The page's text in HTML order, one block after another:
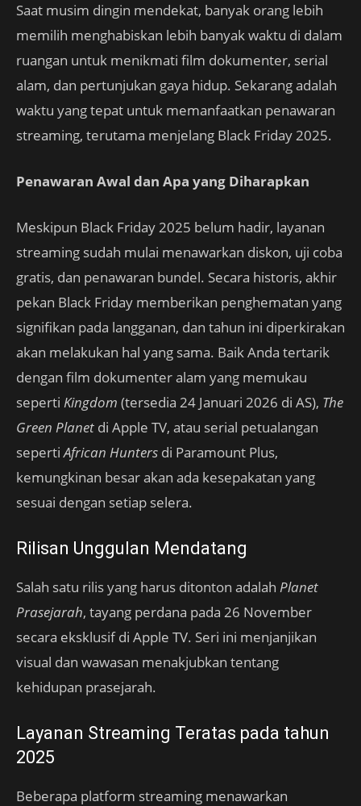
Saat musim dingin mendekat, banyak orang lebih
memilih menghabiskan lebih banyak waktu di dalam
ruangan untuk menikmati film dokumenter, serial
alam, dan pertunjukan gaya hidup. Sekarang adalah
waktu yang tepat untuk memanfaatkan penawaran
streaming, terutama menjelang Black Friday 2025.
Penawaran Awal dan Apa yang Diharapkan
Meskipun Black Friday 2025 belum hadir, layanan
streaming sudah mulai menawarkan diskon, uji coba
gratis, dan penawaran bundel. Secara historis, akhir
pekan Black Friday memberikan penghematan yang
signifikan pada langganan, dan tahun ini diperkirakan
akan melakukan hal yang sama. Baik Anda tertarik
dengan film dokumenter alam yang memukau
seperti Kingdom (tersedia 24 Januari 2026 di AS), The
Green Planet di Apple TV, atau serial petualangan
sepertiAfrican Hunters di Paramount Plus,
kemungkinan besar akan ada kesepakatan yang
sesuai dengan setiap selera.
Rilisan Unggulan Mendatang
Salah satu rilis yang harus ditonton adalah Planet
Prasejarah, tayang perdana pada 26 November
secara eksklusif di Apple TV. Seri ini menjanjikan
visual dan wawasan menakjubkan tentang
kehidupan prasejarah.
Layanan Streaming Teratas pada tahun
2025
Beberapa platform streaming menawarkan